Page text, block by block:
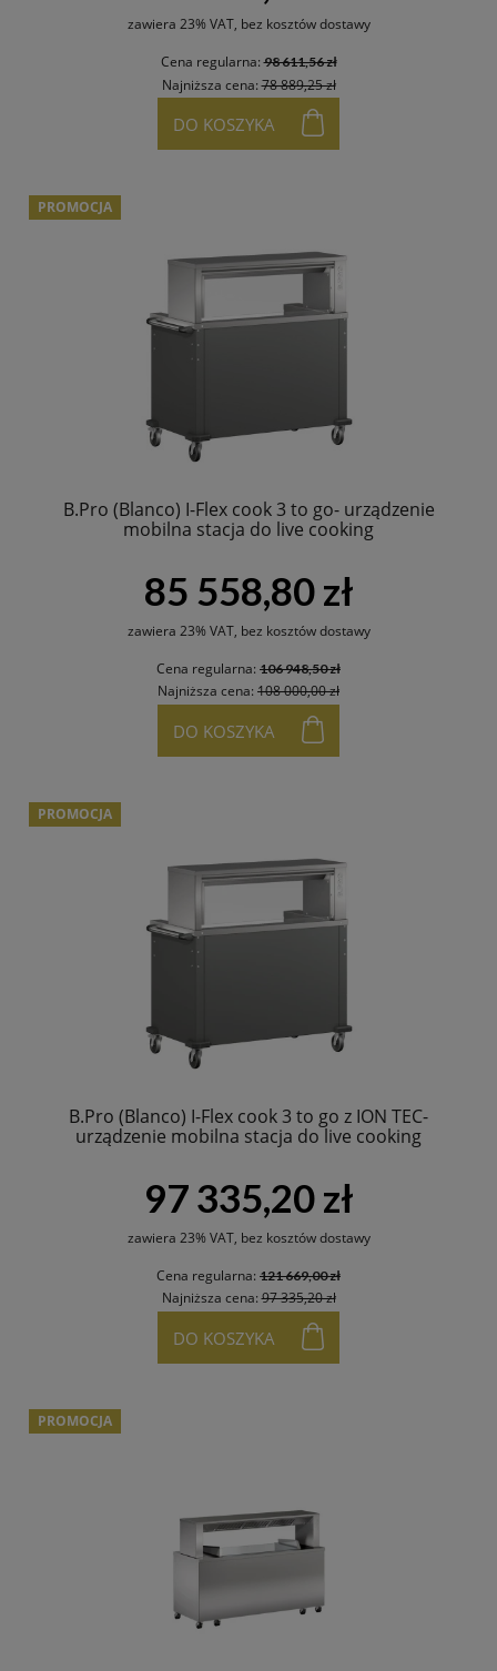
zawiera 23% VAT, bez kosztów dostawy
Cena regularna:98 611,56 zł
Najniższa cena:78 889,25 zł
DO KOSZYKA
B.Pro (Blanco) I-Flex cook 3 to go- urządzenie
mobilna stacja do live cooking
85 558,80 zł
zawiera 23% VAT, bez kosztów dostawy
Cena regularna: 106 948,50 zł
Najniższa cena: 108 000,00 zł
DO KOSZYKA
PROMOCJA
B.Pro (Blanco) I-Flex cook 3 to go z ION TEC-
urządzenie mobilna stacja do live cooking
97 335,20 zł
zawiera 23% VAT, bez kosztów dostawy
Cena regularna: 121 669,00 zł
Najniższa cena:97 335,20 zł
DO KOSZYKA
PROMOCJA
PROMOCJA